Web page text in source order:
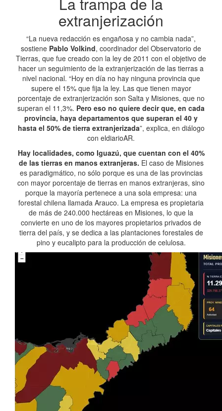
extranjerización
“La nueva redacción es engañosa y no cambia nada”,
sostiene Pablo Volkind, coordinador del Observatorio de
Tierras, que fue creado con la ley de 2011 con el objetivo de
hacer un seguimiento de la extranjerización de las tierras a
nivel nacional. “Hoy en día no hay ninguna provincia que
supere el 15% que fija la ley. Las que tienen mayor
porcentaje de extranjerización son Salta y Misiones, que no
superan el 11,3%. Pero eso no quiere decir que, en cada
provincia, haya departamentos que superan el 40 y
hasta el 50% de tierra extranjerizada”, explica, en diálogo
con eldiarioAR.
Hay localidades, como Iguazú, que cuentan con el 40%
de las tierras en manos extranjeras. El caso de Misiones
es paradigmático, no sólo porque es una de las provincias
con mayor porcentaje de tierras en manos extranjeras, sino
porque la mayoría pertenece a una sola empresa: una
forestal chilena llamada Arauco. La empresa es propietaria
de más de 240.000 hectáreas en Misiones, lo que la
convierte en uno de los mayores propietarios privados de
tierra del país, y se dedica a las plantaciones forestales de
pino y eucalipto para la producción de celulosa.